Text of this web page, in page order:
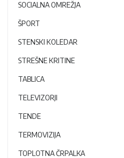
SOCIALNA OMREŽJA
ŠPORT
STENSKI KOLEDAR
STREŠNE KRITINE
TABLICA
TELEVIZORJI
TENDE
TERMOVIZIJA
TOPLOTNA ČRPALKA